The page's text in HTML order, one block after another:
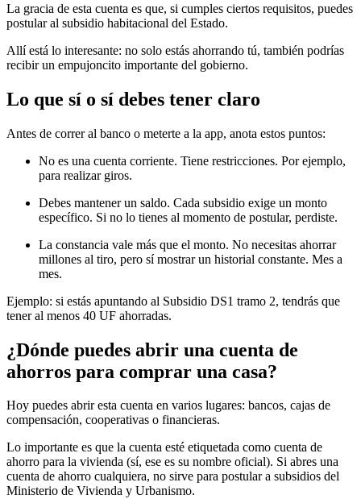
La gracia de esta cuenta es que, si cumples ciertos requisitos, puedes
postular al subsidio habitacional del Estado.
Allí está lo interesante: no solo estás ahorrando tú, también podrías
recibir un empujoncito importante del gobierno.
Lo que sí o sí debes tener claro
Antes de correr al banco o meterte a la app, anota estos puntos:
No es una cuenta corriente. Tiene restricciones. Por ejemplo,
para realizar giros.
Debes mantener un saldo. Cada subsidio exige un monto
específico. Si no lo tienes al momento de postular, perdiste.
La constancia vale más que el monto. No necesitas ahorrar
millones al tiro, pero sí mostrar un historial constante. Mes a
mes.
Ejemplo: si estás apuntando al Subsidio DS1 tramo 2, tendrás que
tener al menos 40 UF ahorradas.
¿Dónde puedes abrir una cuenta de
ahorros para comprar una casa?
Hoy puedes abrir esta cuenta en varios lugares: bancos, cajas de
compensación, cooperativas o financieras.
Lo importante es que la cuenta esté etiquetada como cuenta de
ahorro para la vivienda (sí, ese es su nombre oficial). Si abres una
cuenta de ahorro cualquiera, no sirve para postular a subsidios del
Ministerio de Vivienda y Urbanismo.